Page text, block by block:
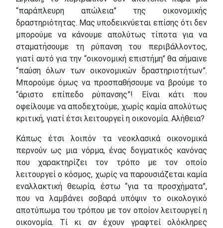
“παράπλευρη απώλεια” της οικονομικής
δραστηριότητας. Μας υποδεικνύεται επίσης ότι δεν
μπορούμε να κάνουμε απολύτως τίποτα για να
σταματήσουμε τη ρύπανση του περιβάλλοντος,
γιατί αυτό για την “οικονομική επιστήμη” θα σήμαινε
“παύση όλων των οικονομικών δραστηριοτήτων”.
Μπορούμε όμως να προσπαθήσουμε να βρούμε το
“άριστο επίπεδο ρύπανσης”! Είναι κάτι που
οφείλουμε να αποδεχτούμε, χωρίς καμία απολύτως
κριτική, γιατί έτσι λειτουργεί η οικονομία. Αλήθεια?
Κάπως έτσι λοιπόν τα νεοκλασικά οικονομικά
περνούν ως μια νόρμα, ένας δογματικός κανόνας
που χαρακτηρίζει τον τρόπο με τον οποίο
λειτουργεί ο κόσμος, χωρίς να παρουσιάζεται καμία
εναλλακτική θεωρία, έστω “για τα προσχήματα”,
που να λαμβάνει σοβαρά υπόψιν το οικολογικό
αποτύπωμα του τρόπου με τον οποίον λειτουργεί η
οικονομία. Τί κι αν έχουν γραφτεί ολόκληρες